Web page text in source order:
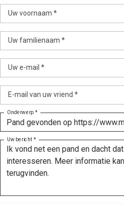
Uw voornaam *
Uw familienaam *
Uw e-mail *
E-mail van uw vriend *
Onderwerp *
Uw bericht *